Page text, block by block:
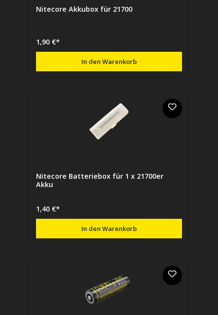
Nitecore Akkubox für 21700
1,90 €*
In den Warenkorb
Nitecore Batteriebox für 1 x 21700er
Akku
1,40 €*
In den Warenkorb